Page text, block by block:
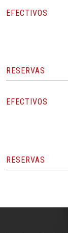
EFECTIVOS
RESERVAS
EFECTIVOS
RESERVAS